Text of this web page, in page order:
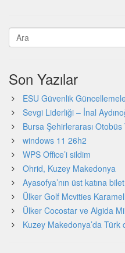
Son Yazılar
ESU Güvenlik
Sevgi Liderliği – İnal
Bursa Şehirlerarası
windows 11 26h2
WPS Office’i sildim
Ohrid, Kuzey Makedonya
Ayasofya’nın üst katına
Ülker Golf Mcvities
Ülker Cocostar ve Algida
Kuzey Makedonya’da Türk